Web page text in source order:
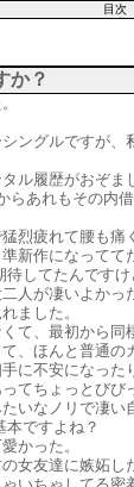
目次
か？
ングルですが、
ル履歴がおぞま
らあれもその内
烈疲れて腰も痛
新作になってて
してたんですけ
人が凄いよかっ
ました。
て、最初から同
、ほんと普通の
に不安になった
てちょっとびび
いなノリで凄
ですよね？
かった。
女友達に嫉妬し